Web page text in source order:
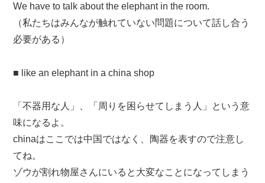
We have to talk about the elephant in the room.
（私たちはみんなが触れていない問題について話し合う
必要がある）
■ like an elephant in a china shop
「不器用な人」、「周りを困らせてしまう人」という意
味になるよ。
chinaはここでは中国ではなく、陶器を表すので注意し
てね。
ゾウが割れ物屋さんにいると大変なことになってしまう